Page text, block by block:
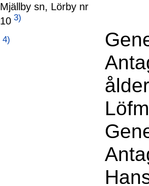
Mjällby sn, Lörby nr
10 3)
4)